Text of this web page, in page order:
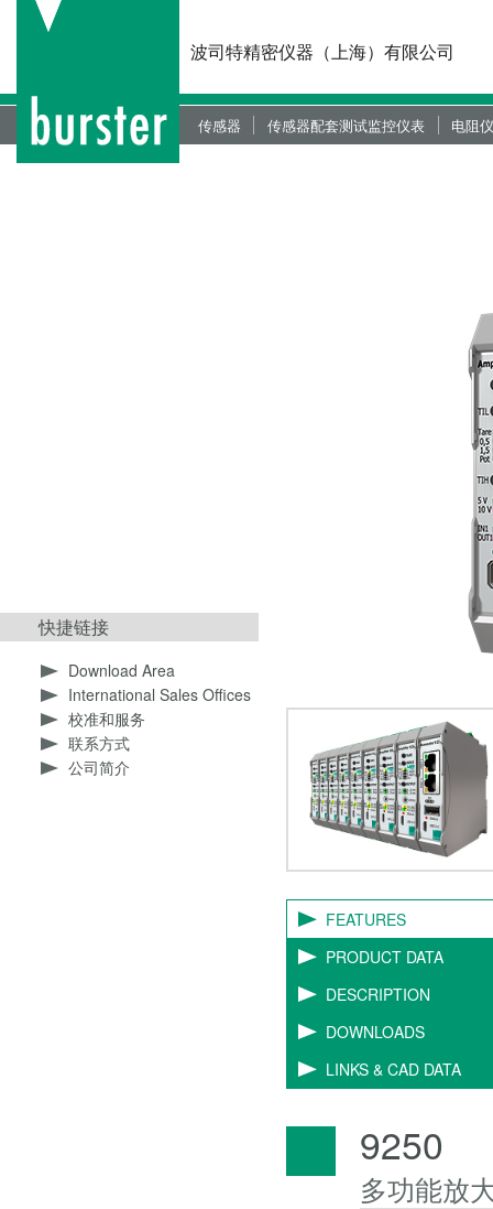
波司特精密仪器（上海）有限公司
传感器
传感器配套测试监控仪表
电阻
绝缘
微电
力位
线缆
CAD
FEATURES
PRODUCT DATA
DESCRIPTION
DOWNLOADS
LINKS & CAD DATA
9250
多功能放
快捷链接
Download Area
International Sales Offices
校准和服务
联系方式
公司简介